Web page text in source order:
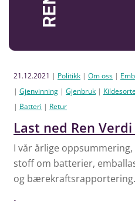
21.12.2021 | Politikk | Om oss |
| Gjenvinning | Gjenbruk |
| Batteri | Retur
Last ned Ren Verdi
I vår årlige
stoff om batterier,
og bærekraftsrapportering.